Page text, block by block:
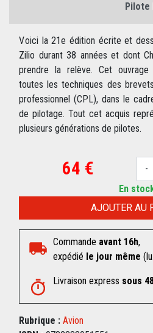
Pilote
V oici la 21e édition écrite et
Zilio durant 38 années et dont
prendre la relève. Cet
toutes les techniques des
professionnel (CPL), dans le
de pilotage. Tout cet acquis
plusieurs générations de pilotes.
64 € -
AJOUTER AU
En
Commande avant 16h,
expédié le jour même
Livraison express sous
Rubrique : Avion